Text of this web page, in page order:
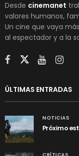
Desde cinemanet
valores humanos,
Un cine que vaya
al espectador y a la
ÚLTIMAS ENTRADAS
NOTICIAS
Próximo